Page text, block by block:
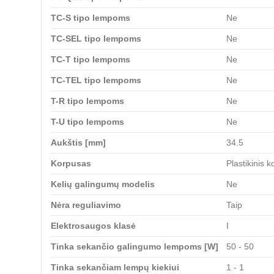
TC-S tipo lempoms Ne
TC-SEL tipo lempoms Ne
TC-T tipo lempoms Ne
TC-TEL tipo lempoms Ne
T-R tipo lempoms Ne
T-U tipo lempoms Ne
Aukštis [mm] 34.5
Korpusas Plastikinis
Kelių galingumų modelis Ne
Nėra reguliavimo Taip
Elektrosaugos klasė I
Tinka sekančio galingumo lempoms [W] 50 - 50
Tinka sekančiam lempų kiekiui 1 - 1